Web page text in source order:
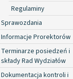
Regulaminy
Sprawozdania
Informacje Prorektorów
Terminarze posiedzeń i
składy Rad Wydziałów
Dokumentacja kontroli i